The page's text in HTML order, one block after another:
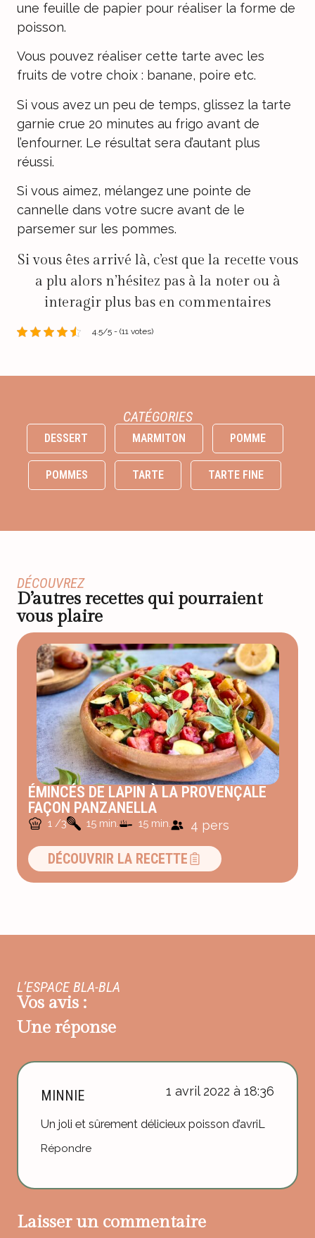
une feuille de papier pour réaliser la forme de
poisson.
Vous pouvez réaliser cette tarte avec les
fruits de votre choix : banane, poire etc.
Si vous avez un peu de temps, glissez la tarte
garnie crue 20 minutes au frigo avant de
l’enfourner. Le résultat sera d’autant plus
réussi.
Si vous aimez, mélangez une pointe de
cannelle dans votre sucre avant de le
parsemer sur les pommes.
Si vous êtes arrivé là, c’est que la recette vous
a plu alors n’hésitez pas à la noter ou à
interagir plus bas en commentaires
4.5/5 - (11 votes)
CATÉGORIES
DESSERT MARMITON POMME
POMMES TARTE TARTE FINE
DÉCOUVREZ
D’autres recettes qui pourraient
vous plaire
ÉMINCÉS DE LAPIN À LA PROVENÇALE
FAÇON PANZANELLA
1 /3 15 min. 15 min. 4 pers
DÉCOUVRIR LA RECETTE
L’ESPACE BLA-BLA
Vos avis :
Une réponse
MINNIE 1 avril 2022 à 18:36
Un joli et sûrement délicieux poisson d’avriL
Répondre
Laisser un commentaire